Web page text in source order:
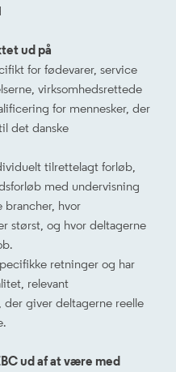
ud på
for fødevarer, service
virksomhedsrettede
for mennesker, der
det danske
tilrettelagt forløb,
med undervisning
brancher, hvor
størst, og hvor deltagerne
retninger og har
relevant
giver deltagerne reelle
ud af at være med